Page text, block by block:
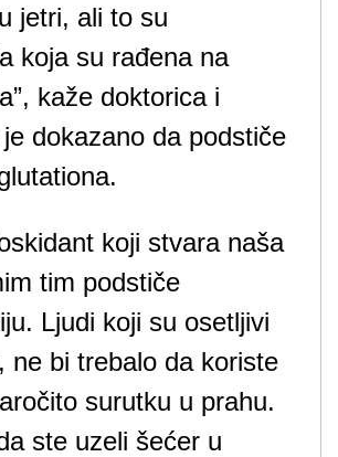
jetri, ali to su
koja su rađena na
kaže doktorica i
dokazano da podstiče
koji stvara naša
tim podstiče
Ljudi koji su osetljivi
ne bi trebalo da koriste
surutku u prahu.
ste uzeli šećer u